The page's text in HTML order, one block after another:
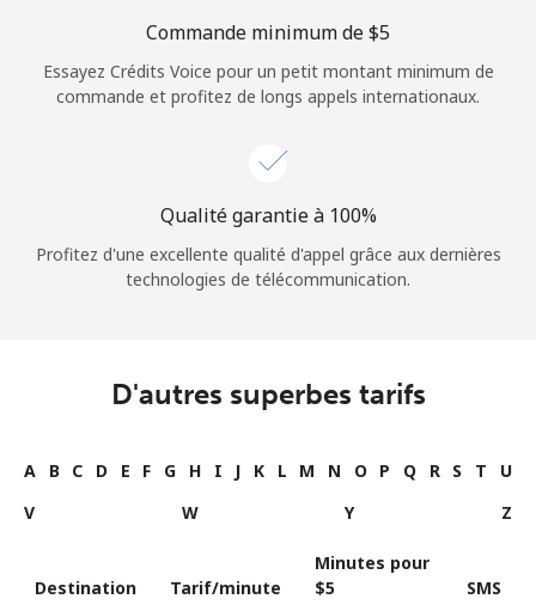
Commande minimum de ⁦$5⁩
Essayez Crédits Voice pour un petit montant minimum de
commande et profitez de longs appels internationaux.
Qualité garantie à 100%
Profitez d'une excellente qualité d'appel grâce aux dernières
technologies de télécommunication.
D'autres superbes tarifs
A B C D E F G H I J K L M N O P Q R S T
U
V
W Y Z
Destination Tarif/minute
Minutes pour
⁦$5⁩
SMS